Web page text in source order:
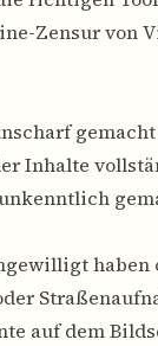
Zensur von
Inhalte
auf dem